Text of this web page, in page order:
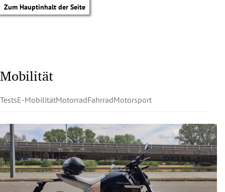
Zum Hauptinhalt der Seite
Mobilität
TestsE-MobilitätMotorradFahrradMotorsport